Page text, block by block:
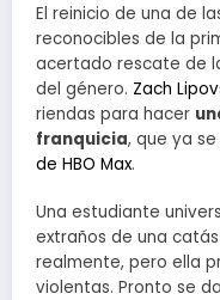
El reinicio de una de
reconocibles de la
acertado rescate de
del género. Zach
riendas para hacer
franquicia, que ya
de HBO Max.
Una estudiante
extraños de una
realmente, pero ella
violentas. Pronto se